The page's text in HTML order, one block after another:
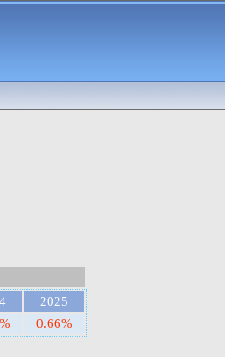
2025
0.66%